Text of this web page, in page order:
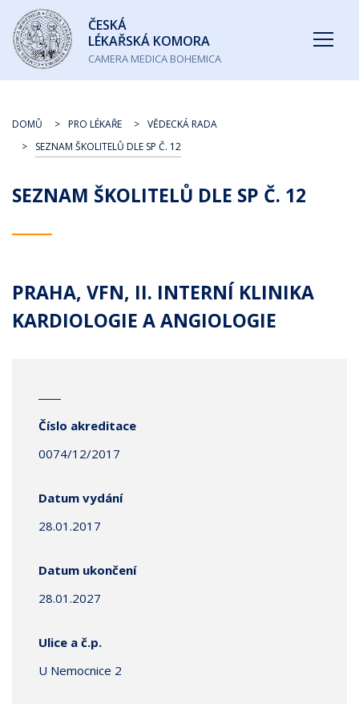
Česká
lékařská
komora
ČESKÁ
LÉKAŘSKÁ KOMORA
CAMERA MEDICA BOHEMICA
SEZNAM ŠKOLITELŮ DLE SP Č. 12
DOMŮ PRO LÉKAŘE
VĚDECKÁ RADA
SEZNAM ŠKOLITELŮ DLE SP Č. 12
PRAHA, VFN, II. INTERNÍ KLINIKA
KARDIOLOGIE A ANGIOLOGIE
Číslo akreditace
0074/12/2017
Datum vydání
28.01.2017
Datum ukončení
28.01.2027
Ulice a č.p.
U Nemocnice 2